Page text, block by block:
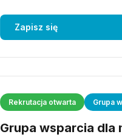
Zapisz się
Rekrutacja otwarta Grupa
Grupa wsparcia dla